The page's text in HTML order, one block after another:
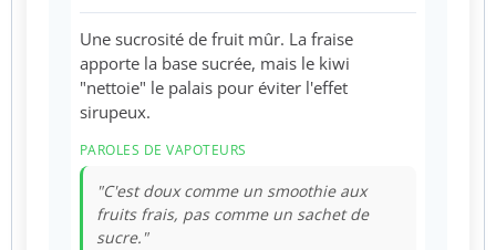
Une sucrosité de fruit mûr. La fraise
apporte la base sucrée, mais le kiwi
"nettoie" le palais pour éviter l'effet
sirupeux.
PAROLES DE VAPOTEURS
"C'est doux comme un smoothie aux
fruits frais, pas comme un sachet de
sucre."